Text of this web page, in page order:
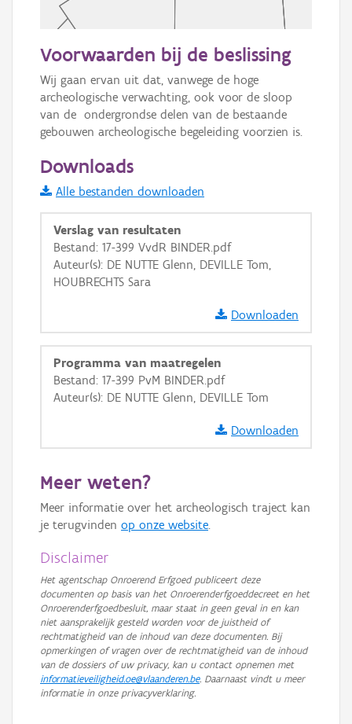
Informatie Vlaanderen
i
−
Basis Lagen
Ortho
GRB-Basiskaart
GRB-Basiskaart in grijswaarden
Voorwaarden bij de beslissing
Wij gaan ervan uit dat, vanwege de hoge
archeologische verwachting, ook voor de sloop
van de  ondergrondse delen van de bestaande
gebouwen archeologische begeleiding voorzien is.
Downloads
Alle bestanden downloaden
Verslag van resultaten
Bestand: 17-399 VvdR BINDER.pdf
Auteur(s): DE NUTTE Glenn, DEVILLE Tom,
HOUBRECHTS Sara
Downloaden
Programma van maatregelen
Bestand: 17-399 PvM BINDER.pdf
Auteur(s): DE NUTTE Glenn, DEVILLE Tom
Downloaden
Meer weten?
Meer informatie over het archeologisch traject kan
je terugvinden op onze website.
Disclaimer
Het agentschap Onroerend Erfgoed publiceert deze
documenten op basis van het Onroerenderfgoeddecreet en het
Onroerenderfgoedbesluit, maar staat in geen geval in en kan
niet aansprakelijk gesteld worden voor de juistheid of
rechtmatigheid van de inhoud van deze documenten. Bij
opmerkingen of vragen over de rechtmatigheid van de inhoud
van de dossiers of uw privacy, kan u contact opnemen met
informatieveiligheid.oe@vlaanderen.be. Daarnaast vindt u meer
informatie in onze privacyverklaring.